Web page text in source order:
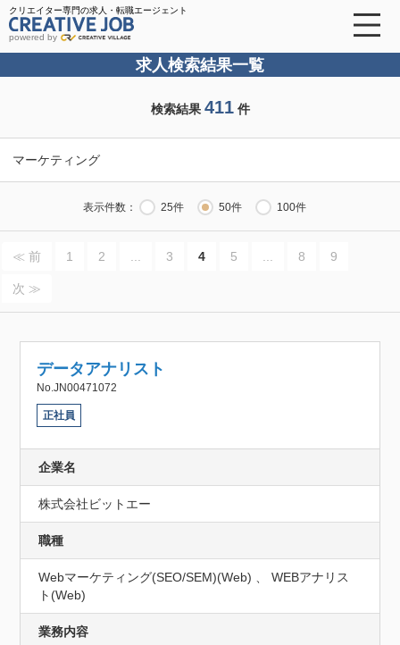
クリエイター専門の求人・転職エージェント
powered by
求人検索結果一覧
検索結果 411件
マーケティング
表示件数： 25件 50件 100件
≪ 前 1 2 3 4 5 8 9
次 ≫
データアナリスト
No.JN00471072
正社員
企業名
株式会社ビットエー
職種
Webマーケティング(SEO/SEM)(Web) 、 WEBアナリス
ト(Web)
業務内容